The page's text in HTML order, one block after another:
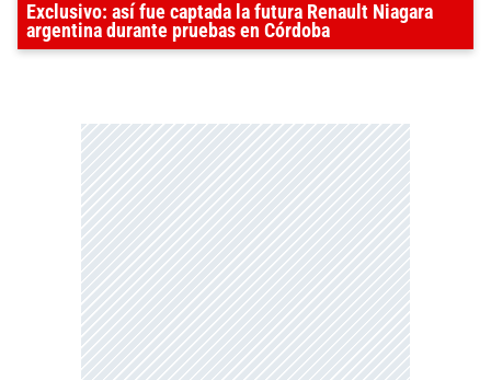
Exclusivo: así fue captada la futura Renault Niagara
argentina durante pruebas en Córdoba